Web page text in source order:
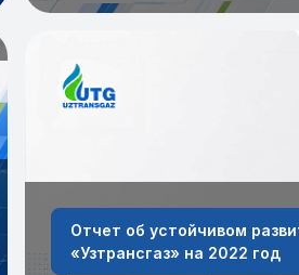
Отчет об устойчивом
«Узтрансгаз» на 2022 год